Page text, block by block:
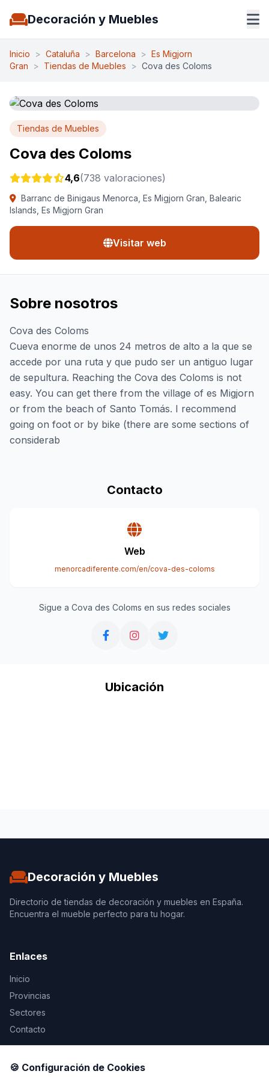
Decoración y Muebles
Inicio > Cataluña > Barcelona > Es Migjorn
Gran
> Tiendas de Muebles > Cova des Coloms
Tiendas de Muebles
Cova des Coloms
4,6(738 valoraciones)
Barranc de Binigaus Menorca, Es Migjorn Gran, Balearic
Islands, Es Migjorn Gran
Visitar web
Sobre nosotros
Cova des Coloms
Cueva enorme de unos 24 metros de alto a la que se
accede por una ruta y que pudo ser un antiguo lugar
de sepultura. Reaching the Cova des Coloms is not
easy. You can get there from the village of es Migjorn
or from the beach of Santo Tomás. I recommend
going on foot or by bike (there are some sections of
considerab
Contacto
Web
menorcadiferente.com/en/cova-des-coloms
Sigue a Cova des Coloms en sus redes sociales
Ubicación
Decoración y Muebles
Directorio de tiendas de decoración y muebles en España.
Encuentra el mueble perfecto para tu hogar.
Enlaces
Inicio
Provincias
Sectores
Contacto
Legal
🍪 Configuración de Cookies